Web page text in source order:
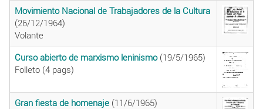
Movimiento Nacional de Trabajadores de la Cultura
(26/12/1964)
Volante
Curso abierto de marxismo leninismo(19/5/1965)
Folleto (4 pags)
Gran fiesta de homenaje (11/6/1965)